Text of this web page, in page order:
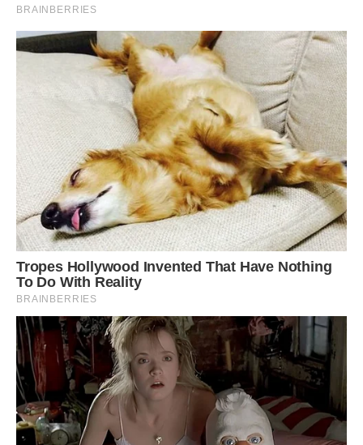
Передрук без посилання на Ibilingua.com. заборонено.
Фото ілюстративне, з вільних джерел, freepik.com
Сподобалася стаття? Поділіться з друзями на
Facebook!